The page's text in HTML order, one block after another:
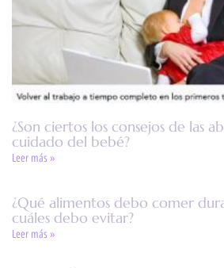
¿Son ciertos los consejos de las
cuidado del bebé?
Leer más »
¿Qué alimentos debo comer
cuáles debo evitar?
Leer más »